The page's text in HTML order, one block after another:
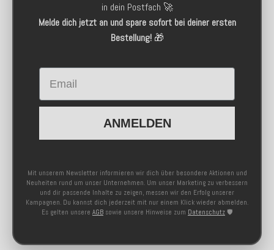
in dein Postfach 🚀
Melde dich jetzt an und spare sofort bei deiner ersten
Bestellung!🎁
Email
ANMELDEN
Mit unserem Newsletter informieren wir dich über besondere Aktionen und
Neuheiten rund um unser Unternehmen. Um unser Marketing zu verbessern
und dir passende Inhalte zu zeigen, messen wir den Erfolg unserer
Kampagnen. Du kannst dich jederzeit mit nur einem Klick wieder abmelden.
Es gelten unsere AGB sowie unsere Hinweise zum Datenschutz 🛡️